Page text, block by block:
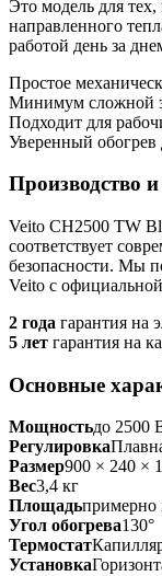
Это модель для
направленного
работой день за
Простое
Минимум сложной
Подходит для
Уверенный обогрев
Производство
Veito CH2500 TW
соответствует
безопасности. Мы
Veito с
2 года гарантия на
5 лет гарантия на
Основные
Мощностьдо 2500
Регулировка
Размер900 × 240 ×
Вес3,4 кг
Площадьпримерно
Угол обогрева130°
Термостат
Установка